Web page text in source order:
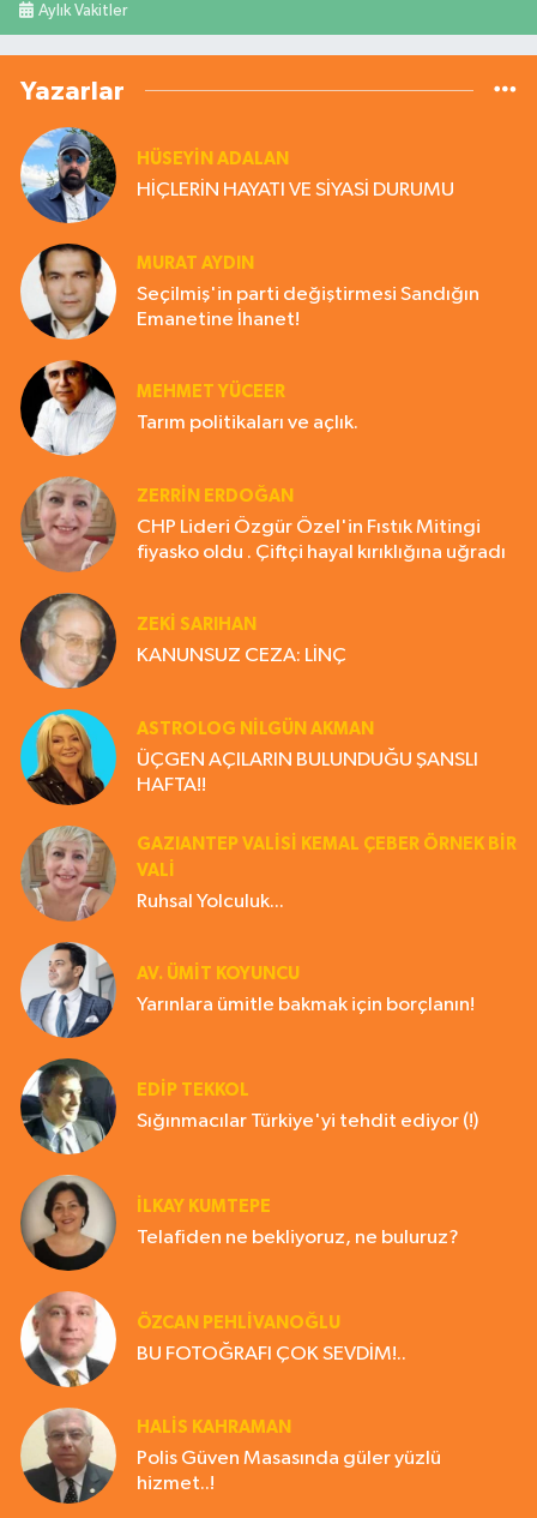
Aylık Vakitler
Yazarlar
HÜSEYIN ADALAN
HİÇLERİN HAYATI VE SİYASİ DURUMU
MURAT AYDIN
Seçilmiş'in parti değiştirmesi Sandığın
Emanetine İhanet!
MEHMET YÜCEER
Tarım politikaları ve açlık.
ZERRIN ERDOĞAN
CHP Lideri Özgür Özel'in Fıstık Mitingi
fiyasko oldu . Çiftçi hayal kırıklığına uğradı
ZEKI SARIHAN
KANUNSUZ CEZA: LİNÇ
ASTROLOG NILGÜN AKMAN
ÜÇGEN AÇILARIN BULUNDUĞU ŞANSLI
HAFTA!!
GAZIANTEP VALISI KEMAL ÇEBER ÖRNEK BİR
VALİ
Ruhsal Yolculuk...
AV. ÜMIT KOYUNCU
Yarınlara ümitle bakmak için borçlanın!
EDIP TEKKOL
Sığınmacılar Türkiye'yi tehdit ediyor (!)
İLKAY KUMTEPE
Telafiden ne bekliyoruz, ne buluruz?
ÖZCAN PEHLİVANOĞLU
BU FOTOĞRAFI ÇOK SEVDİM!..
HALIS KAHRAMAN
Polis Güven Masasında güler yüzlü
hizmet..!